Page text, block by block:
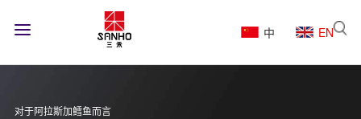
中 EN
对于阿拉斯加鳕鱼而言